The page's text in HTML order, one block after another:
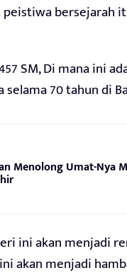
bersejarah
SM, Di mana ini
70 tahun di
Menolong Umat-Nya
ini akan menjadi
akan menjadi